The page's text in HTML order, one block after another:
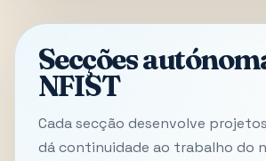
Secções
NFIST
Cada secção desenvolve
dá continuidade ao trabalho do